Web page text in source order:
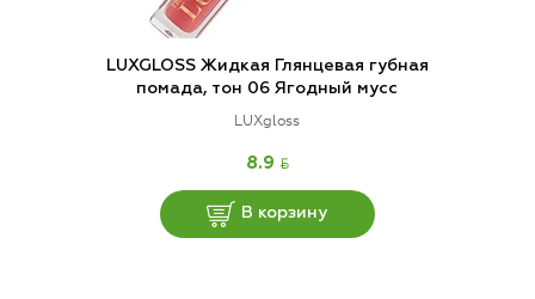
LUXGLOSS Жидкая Глянцевая губная
помада, тон 06 Ягодный мусс
LUXgloss
8.9 BYN
В корзину